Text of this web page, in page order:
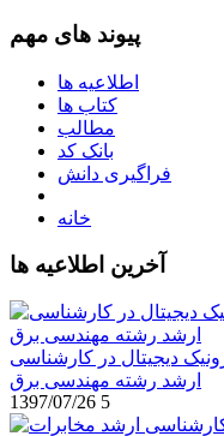
پیوند های مهم
اطلاعیه ها
کتاب ها
مطالب
بانک کد
فراگیری دانش
خانه
آخرین اطلاعیه ها
دیجیتال در کارشناسی
ارشد رشته مهندسی برق
1397/07/26 5